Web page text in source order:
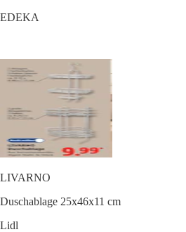
EDEKA
LIVARNO
Duschablage 25x46x11 cm
Lidl